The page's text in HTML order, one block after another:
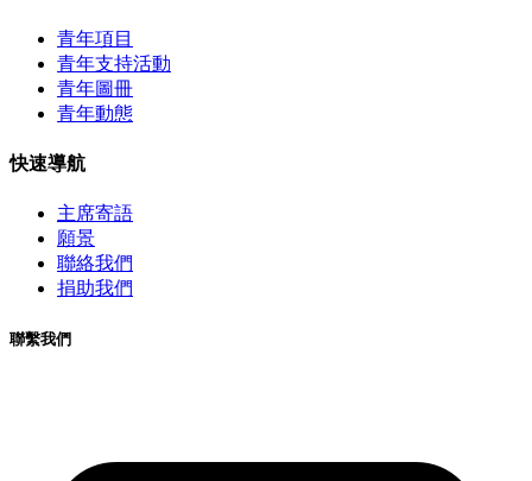
青年項目
青年支持活動
青年圖冊
青年動態
快速導航
主席寄語
願景
聯絡我們
捐助我們
聯繫我們